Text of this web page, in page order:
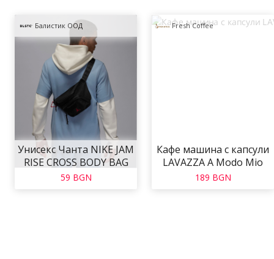
Балистик ООД
Унисекс Чанта NIKE JAM
RISE CROSS BODY BAG
59 BGN
Fresh Coffee
Кафе машина с капсули
LAVAZZA A Modo Mio
JOLIE RED
189 BGN